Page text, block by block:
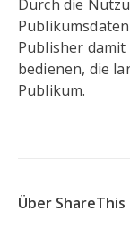
Durch die
Publisher
bedienen, die
Publikum.
Über ShareThis